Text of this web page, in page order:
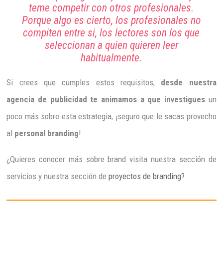
teme competir con otros profesionales.
Porque algo es cierto, los profesionales no
compiten entre si, los lectores son los que
seleccionan a quien quieren leer
habitualmente.
Si crees que cumples estos requisitos, desde nuestra
agencia de publicidad te animamos a que investiguesun
poco más sobre esta estrategia, ¡seguro que le sacas provecho
al personal branding!
¿Quieres conocer más sobre brand visita nuestra sección de
servicios y nuestra sección de proyectos de branding?